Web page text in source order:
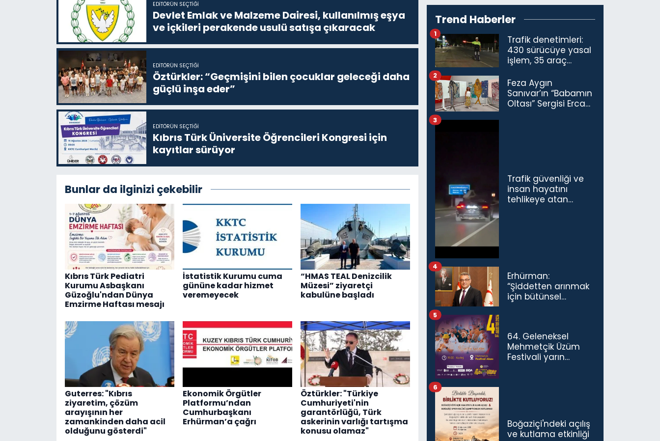
EDITÖRÜN SEÇTIĞI
Devlet Emlak ve Malzeme Dairesi, kullanılmış eşya
ve içkileri perakende usulü satışa çıkaracak
EDITÖRÜN SEÇTIĞI
Öztürkler: “Geçmişini bilen çocuklar geleceği daha
güçlü inşa eder”
EDITÖRÜN SEÇTIĞI
Kıbrıs Türk Üniversite Öğrencileri Kongresi için
kayıtlar sürüyor
Bunlar da ilginizi çekebilir
Kıbrıs Türk Pediatri
Kurumu Asbaşkanı
Güzoğlu'ndan Dünya
Emzirme Haftası mesajı
İstatistik Kurumu cuma
gününe kadar hizmet
veremeyecek
“HMAS TEAL Denizcilik
Müzesi” ziyaretçi
kabulüne başladı
Guterres: "Kıbrıs
ziyaretim, çözüm
arayışının her
zamankinden daha acil
olduğunu gösterdi"
Ekonomik Örgütler
Platformu’ndan
Cumhurbaşkanı
Erhürman’a çağrı
Öztürkler: "Türkiye
Cumhuriyeti'nin
garantörlüğü, Türk
askerinin varlığı tartışma
konusu olamaz"
Trend Haberler
Trafik denetimleri:
430 sürücüye yasal
işlem, 35 araç
1
Feza Aygın
Sanıvar’ın “Babamın
Oltası” Sergisi Ercan
2
Trafik güvenliği ve
insan hayatını
tehlikeye atan
3
Erhürman:
“Şiddetten arınmak
için bütünsel
4
64. Geleneksel
Mehmetçik Üzüm
Festivali yarın
5
Boğaziçi'ndeki açılış
ve kutlama etkinliği
6